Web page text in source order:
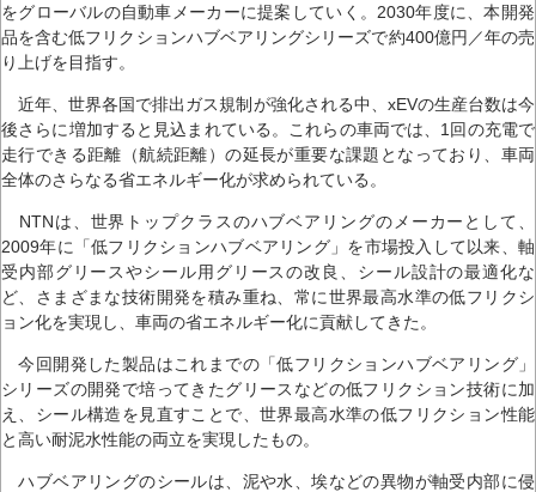
をグローバルの自動車メーカーに提案していく。2030年度に、本開発
品を含む低フリクションハブベアリングシリーズで約400億円／年の売
り上げを目指す。
近年、世界各国で排出ガス規制が強化される中、xEVの生産台数は今
後さらに増加すると見込まれている。これらの車両では、1回の充電で
走行できる距離（航続距離）の延長が重要な課題となっており、車両
全体のさらなる省エネルギー化が求められている。
NTNは、世界トップクラスのハブベアリングのメーカーとして、
2009年に「低フリクションハブベアリング」を市場投入して以来、軸
受内部グリースやシール用グリースの改良、シール設計の最適化な
ど、さまざまな技術開発を積み重ね、常に世界最高水準の低フリクシ
ョン化を実現し、車両の省エネルギー化に貢献してきた。
今回開発した製品はこれまでの「低フリクションハブベアリング」
シリーズの開発で培ってきたグリースなどの低フリクション技術に加
え、シール構造を見直すことで、世界最高水準の低フリクション性能
と高い耐泥水性能の両立を実現したもの。
ハブベアリングのシールは、泥や水、埃などの異物が軸受内部に侵